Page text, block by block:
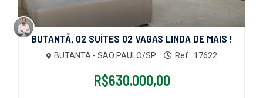
BUTANTÃ, 02 SUÍTES 02 VAGAS LINDA DE MAIS !
BUTANTÃ - SÃO PAULO/SP Ref.: 17622
R$630.000,00